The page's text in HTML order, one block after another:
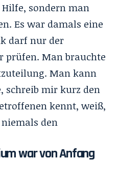
sondern man
Es war damals eine
darf nur der
prüfen. Man brauchte
Man kann
schreib mir kurz den
kennt, weiß,
den
war von Anfang